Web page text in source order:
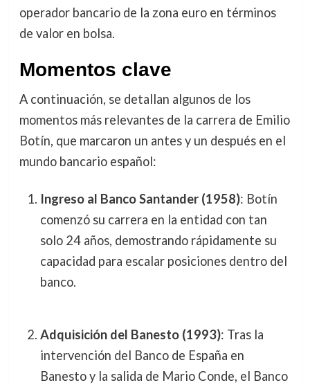
operador bancario de la zona euro en términos
de valor en bolsa.
Momentos clave
A continuación, se detallan algunos de los
momentos más relevantes de la carrera de Emilio
Botín, que marcaron un antes y un después en el
mundo bancario español:
Ingreso al Banco Santander (1958): Botín
comenzó su carrera en la entidad con tan
solo 24 años, demostrando rápidamente su
capacidad para escalar posiciones dentro del
banco.
Adquisición del Banesto (1993): Tras la
intervención del Banco de España en
Banesto y la salida de Mario Conde, el Banco